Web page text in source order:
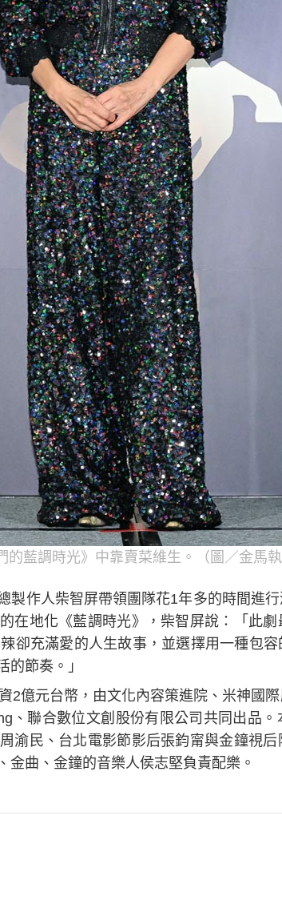
的藍調時光》中靠賣菜維生。（圖／金馬執
製作人柴智屏帶領團隊花1年多的時間進
在地化《藍調時光》，柴智屏說：「此
卻充滿愛的人生故事，並選擇用一種包容
節奏。」
2億元台幣，由文化內容策進院、米神國
、聯合數位文創股份有限公司共同出品
渝民、台北電影節影后張鈞甯與金鐘視
曲、金鐘的音樂人侯志堅負責配樂。